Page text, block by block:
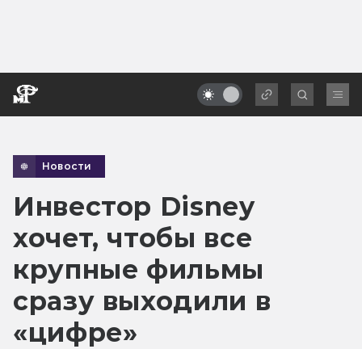
Новости
Инвестор Disney
хочет, чтобы все
крупные фильмы
сразу выходили в
«цифре»